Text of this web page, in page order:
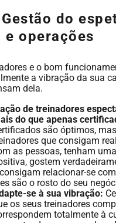
do
e operações
e o bom
a vibração da sua
dela.
de treinadores
do que apenas
são óptimos,
que consigam
as pessoas, tenham
gostem
relacionar-se
são o rosto do seu
se à sua vibração:
os seus treinadores
totalmente à